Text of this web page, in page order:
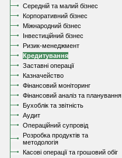
Середній та малий бізнес
Корпоративний бізнес
Міжнародний бізнес
Інвестиційний бізнес
Ризик-менеджмент
Кредитування
Заставні операції
Казначейство
Фінансовий моніторинг
Фінансовий аналіз та планування
Бухоблік та звітність
Аудит
Операційний супровід
Розробка продуктів та
методологія
Касові операції та грошовий обіг